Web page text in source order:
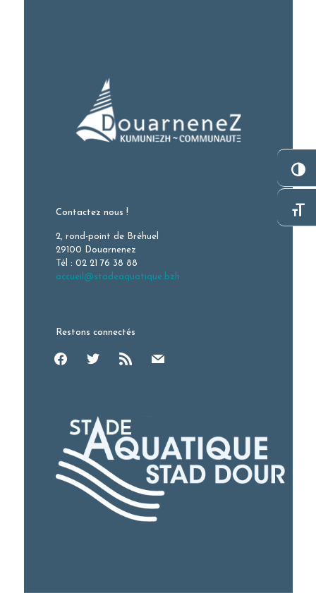
Contactez nous !
2, rond-point de Bréhuel
29100 Douarnenez
Tél : 02 21 76 38 88
accueil@stadeaquatique.bzh
Restons connectés
facebooktwitter rss mail